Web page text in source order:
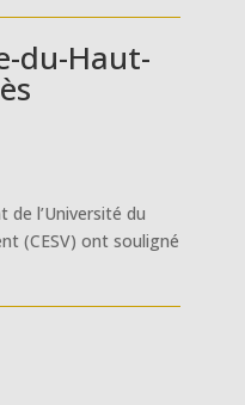
du-Haut-
de l’Université du
(CESV) ont souligné